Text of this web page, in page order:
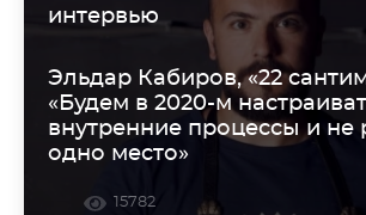
интервью
Эльдар Кабиров, «22
«Будем в 2020-м
внутренние процессы и не
одно место»
15782